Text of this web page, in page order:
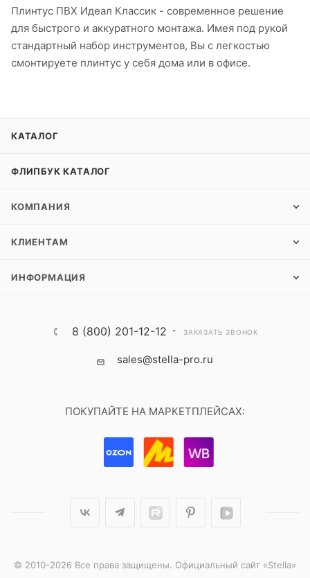
Плинтус ПВХ Идеал Классик - современное решение
для быстрого и аккуратного монтажа. Имея под рукой
стандартный набор инструментов, Вы с легкостью
смонтируете плинтус у себя дома или в офисе.
КАТАЛОГ
ФЛИПБУК КАТАЛОГ
КОМПАНИЯ
КЛИЕНТАМ
ИНФОРМАЦИЯ
8 (800) 201-12-12 ЗАКАЗАТЬ ЗВОНОК
sales@stella-pro.ru
ПОКУПАЙТЕ НА МАРКЕТПЛЕЙСАХ:
© 2010-2026 Все права защищены. Официальный сайт «Stella»